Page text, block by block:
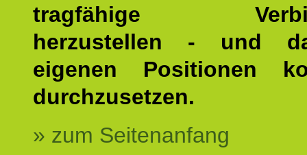
tragfähige
herzustellen - und
eigenen Positionen
durchzusetzen.
» zum Seitenanfang